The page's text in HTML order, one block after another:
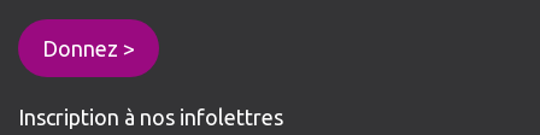
Donnez >
Inscription à nos infolettres